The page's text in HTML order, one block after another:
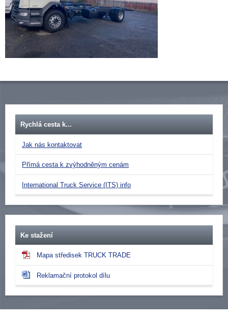
Rychlá cesta k...
Jak nás kontaktovat
Přímá cesta k zvýhodněným cenám
International Truck Service (ITS) info
Ke stažení
Mapa středisek TRUCK TRADE
Reklamační protokol dílu